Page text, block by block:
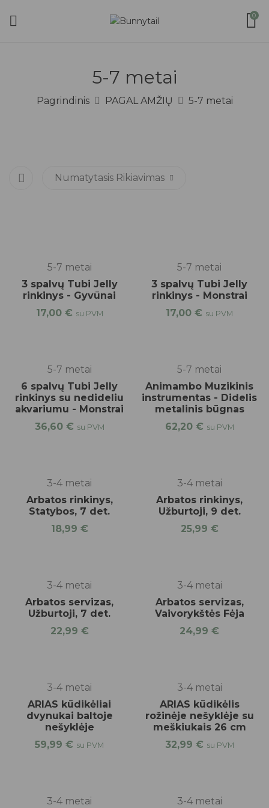
0
5-7 metai
Pagrindinis PAGAL AMŽIŲ 5-7 metai
Numatytasis Rikiavimas
5-7 metai
3 spalvų Tubi Jelly
rinkinys - Gyvūnai
17,00 € su PVM
5-7 metai
3 spalvų Tubi Jelly
rinkinys - Monstrai
17,00€ su PVM
5-7 metai
6 spalvų Tubi Jelly
rinkinys su nedideliu
akvariumu - Monstrai
36,60 € su PVM
5-7 metai
Animambo Muzikinis
instrumentas - Didelis
metalinis būgnas
62,20 € su PVM
3-4 metai
Arbatos rinkinys,
Statybos, 7 det.
18,99 €
3-4 metai
Arbatos rinkinys,
Užburtoji, 9 det.
25,99 €
3-4 metai
Arbatos servizas,
Užburtoji, 7 det.
22,99 €
3-4 metai
Arbatos servizas,
Vaivorykštės Fėja
24,99€
3-4 metai
ARIAS kūdikėliai
dvynukai baltoje
nešyklėje
59,99€ su PVM
3-4 metai
ARIAS kūdikėlis
rožinėje nešyklėje su
meškiukais 26 cm
32,99 € su PVM
3-4 metai
3-4 metai